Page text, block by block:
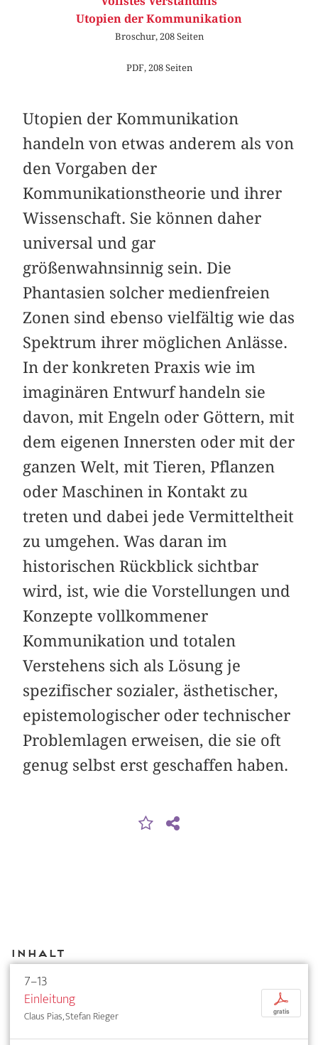
Utopien der Kommunikation
Broschur, 208 Seiten
PDF, 208 Seiten
Utopien der Kommunikation
handeln von etwas anderem als von
den Vorgaben der
Kommunikationstheorie und ihrer
Wissenschaft. Sie können daher
universal und gar
größenwahnsinnig sein. Die
Phantasien solcher medienfreien
Zonen sind ebenso vielfältig wie das
Spektrum ihrer möglichen Anlässe.
In der konkreten Praxis wie im
imaginären Entwurf handeln sie
davon, mit Engeln oder Göttern, mit
dem eigenen Innersten oder mit der
ganzen Welt, mit Tieren, Pflanzen
oder Maschinen in Kontakt zu
treten und dabei jede Vermitteltheit
zu umgehen. Was daran im
historischen Rückblick sichtbar
wird, ist, wie die Vorstellungen und
Konzepte vollkommener
Kommunikation und totalen
Verstehens sich als Lösung je
spezifischer sozialer, ästhetischer,
epistemologischer oder technischer
Problemlagen erweisen, die sie oft
genug selbst erst geschaffen haben.
Inhalt
7–13
Einleitung
Claus Pias, Stefan Rieger
p
gratis